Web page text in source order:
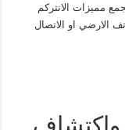
مميزات الانتركم
الارضي او الاتصال
واكتشاف